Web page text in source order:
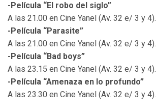
-Película “El robo del siglo”
A las 21.00 en Cine Yanel (Av. 32 e/ 3 y 4).
-Película “Parasite”
A las 21.00 en Cine Yanel (Av. 32 e/ 3 y 4).
-Película “Bad boys”
A las 23.15 en Cine Yanel (Av. 32 e/ 3 y 4).
-Película “Amenaza en lo profundo”
A las 23.30 en Cine Yanel (Av. 32 e/ 3 y 4).